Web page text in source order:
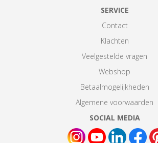
SERVICE
Contact
Klachten
Veelgestelde vragen
Webshop
Betaalmogelijkheden
Algemene voorwaarden
SOCIAL MEDIA